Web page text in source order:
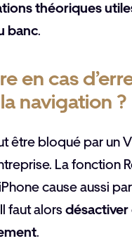
théoriques
banc.
en cas
navigation ?
être bloqué par un
La fonction
cause aussi
faut alors
.